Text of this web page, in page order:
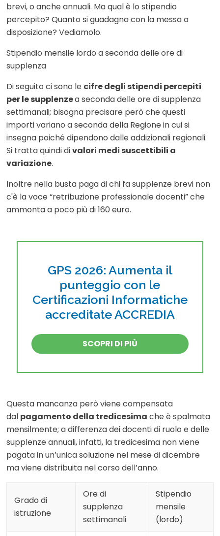
brevi, o anche annuali. Ma qual è lo stipendio
percepito? Quanto si guadagna con la messa a
disposizione? Vediamolo.
Stipendio mensile lordo a seconda delle ore di
supplenza
Di seguito ci sono le cifre degli stipendi percepiti
per le supplenzea seconda delle ore di supplenza
settimanali; bisogna precisare però che questi
importi variano a seconda della Regione in cui si
insegna poiché dipendono dalle addizionali regionali.
Si tratta quindi divalori medi suscettibili a
variazione.
Inoltre nella busta paga di chi fa supplenze brevi non
c'è la voce “retribuzione professionale docenti” che
ammonta a poco più di 160 euro.
GPS 2026: Aumenta il
punteggio con le
Certificazioni Informatiche
accreditate ACCREDIA
SCOPRI DI PIÙ
Questa mancanza però viene compensata
dal pagamento della tredicesima che è spalmata
mensilmente; a differenza dei docenti di ruolo e delle
supplenze annuali, infatti, la tredicesima non viene
pagata in un’unica soluzione nel mese di dicembre
ma viene distribuita nel corso dell’anno.
Grado di
istruzione
Ore di
supplenza
settimanali
Stipendio
mensile
(lordo)